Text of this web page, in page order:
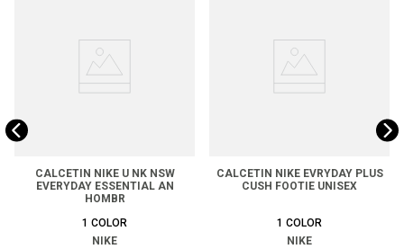
CALCETIN NIKE U NK NSW
EVERYDAY ESSENTIAL AN
HOMBR
1 COLOR
NIKE
CALCETIN NIKE EVRYDAY PLUS
CUSH FOOTIE UNISEX
1 COLOR
NIKE